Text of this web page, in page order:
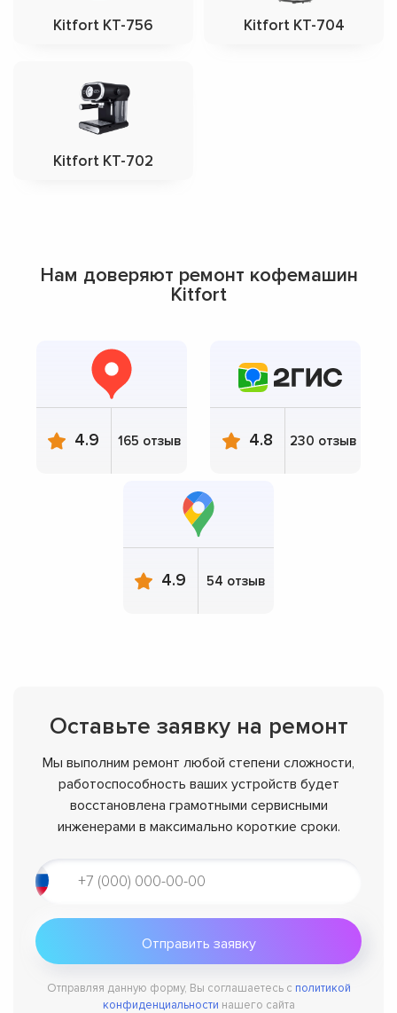
Kitfort KT-756 Kitfort KT-704
Kitfort KT-702
Нам доверяют ремонт кофемашин
Kitfort
4.9 165 отзыв 4.8 230 отзыв
4.9 54 отзыв
Оставьте заявку на ремонт
Мы выполним ремонт любой степени сложности,
работоспособность ваших устройств будет
восстановлена грамотными сервисными
инженерами в максимально короткие сроки.
Отправляя данную форму, Вы соглашаетесь с политикой
конфиденциальности нашего сайта